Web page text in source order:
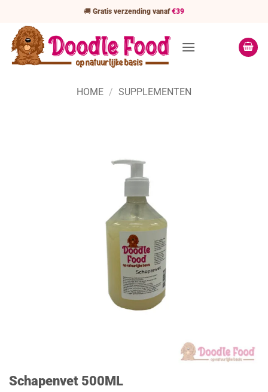
inhoud
🚚 Gratis verzending vanaf€39
HOME / SUPPLEMENTEN
Schapenvet 500ML